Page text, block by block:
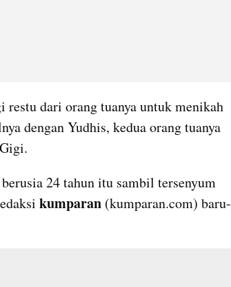
dari orang tuanya untuk menikah
dengan Yudhis, kedua orang tuanya
24 tahun itu sambil tersenyum
kumparan (kumparan.com) baru-